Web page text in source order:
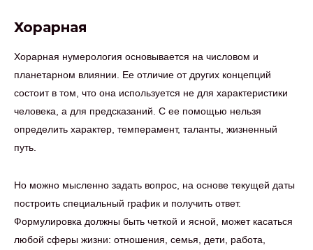
Хорарная
Хорарная нумерология основывается на числовом и
планетарном влиянии. Ее отличие от других концепций
состоит в том, что она используется не для характеристики
человека, а для предсказаний. С ее помощью нельзя
определить характер, темперамент, таланты, жизненный
путь.
Но можно мысленно задать вопрос, на основе текущей даты
построить специальный график и получить ответ.
Формулировка должны быть четкой и ясной, может касаться
любой сферы жизни: отношения, семья, дети, работа,